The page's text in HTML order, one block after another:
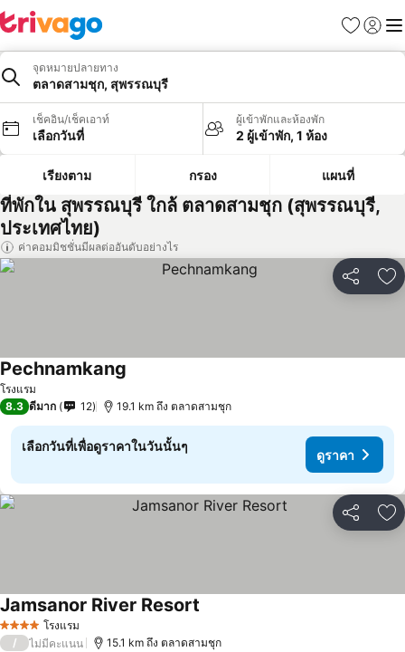
รายการโป
เข้าสู่ร
เมนู
จุดหมายปลายทาง
ตลาดสามชุก, สุพรรณบุรี
เช็คอิน/เช็คเอาท์
เลือกวันที่
ผู้เข้าพักและห้องพัก
2 ผู้เข้าพัก, 1 ห้อง
เรียงตาม กรอง แผนที่
ที่พักใน สุพรรณบุรี ใกล้ ตลาดสามชุก (สุพรรณบุรี,
ประเทศไทย)
ค่าคอมมิชชั่นมีผลต่ออันดับอย่างไร
แชร์ เ
โรงแรม
Pechnamkang
8.3 ดีมาก 12 19.1 km ถึง ตลาดสามชุก
เลือกวันที่เพื่อดูราคาในวันนั้นๆ
ดูราคา
แชร์ เ
4 ดาว โรงแรม
Jamsanor River Resort
/ ไม่มีคะแนน 15.1 km ถึง ตลาดสามชุก